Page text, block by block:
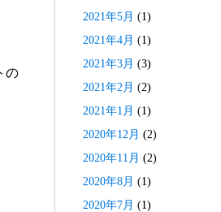
の
2021年5月 (1)
2021年4月 (1)
2021年3月 (3)
2021年2月 (2)
2021年1月 (1)
2020年12月 (2)
2020年11月 (2)
2020年8月 (1)
2020年7月 (1)